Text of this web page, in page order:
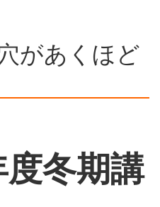
があくほど
度冬期講